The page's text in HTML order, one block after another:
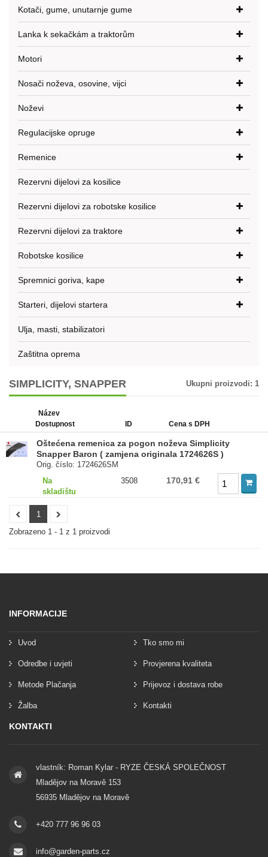
Kotači, gume, unutarnje gume
Lanka k sekačkám a traktorům
Motori
Nosači noževa, osovine, vijci
Noževi
Regulacijske opruge
Remenice
Rezervni dijelovi za kosilice
Rezervni dijelovi za robotske kosilice
Rezervni dijelovi za traktore
Robotske kosilice
Spremnici goriva, kape
Starteri, dijelovi startera
Ulja, masti, stabilizatori
Zaštitna oprema
SIMPLICITY, SNAPPER Ukupni proizvodi: 1
Název
Dostupnost
ID Cena s DPH
Oštećena remenica za pogon noževa Simplicity
Snapper Baron ( zamjena originala 1724626S )
Orig. číslo: 1724626SM
Na
skladištu
3508 170,91 €
1
Zobrazeno 1 - 1 z 1 proizvodi
INFORMACIJE
Uvod Tko smo mi
Odredbe i uvjeti Provjerena kvaliteta
Metode Plačanja Prijevoz i dostava robe
Žalba Kontakti
KONTAKTI
vlastník: Roman Kylar - RYZE ČESKÁ SPOLEČNOST
Mladějov na Moravě 153
56935 Mladějov na Moravě
+420 777 96 96 03
info@garden-parts.cz